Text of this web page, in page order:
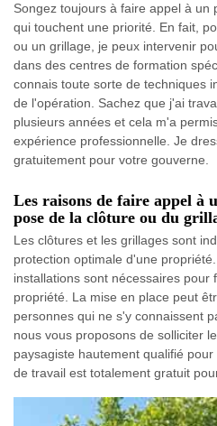
Songez toujours à faire appel à un
qui touchent une priorité. En fait,
ou un grillage, je peux intervenir
dans des centres de formation
connais toute sorte de techniques
de l'opération. Sachez que j'ai
plusieurs années et cela m'a
expérience professionnelle. Je
gratuitement pour votre gouverne.
Les raisons de faire appel à
pose de la clôture ou du
Les clôtures et les grillages sont
protection optimale d'une
installations sont nécessaires pour
propriété. La mise en place peut
personnes qui ne s'y connaissent
nous vous proposons de solliciter
paysagiste hautement qualifié
de travail est totalement gratuit